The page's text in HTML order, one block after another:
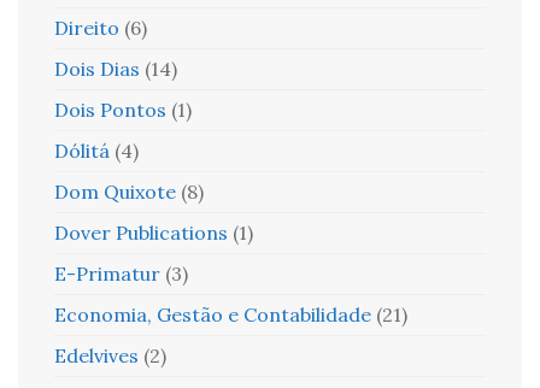
Direito (6)
Dois Dias (14)
Dois Pontos (1)
Dólitá (4)
Dom Quixote (8)
Dover Publications (1)
E-Primatur (3)
Economia, Gestão e Contabilidade (21)
Edelvives (2)